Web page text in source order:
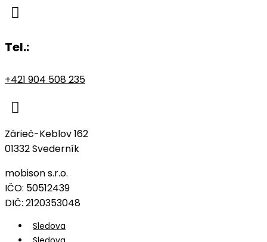

Tel.:
+421 904 508 235

Zárieč-Keblov 162
01332 Svederník
mobison s.r.o.
IČO: 50512439
DIČ: 2120353048
Sledova